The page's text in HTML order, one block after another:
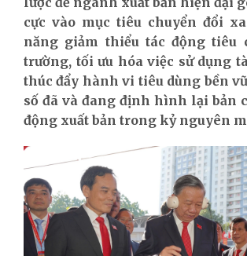
cực vào mục tiêu chuyển đổi
năng giảm thiểu tác động tiêu
trường, tối ưu hóa việc sử dụng
thúc đẩy hành vi tiêu dùng bền
số đã và đang định hình lại bản
động xuất bản trong kỷ nguyên